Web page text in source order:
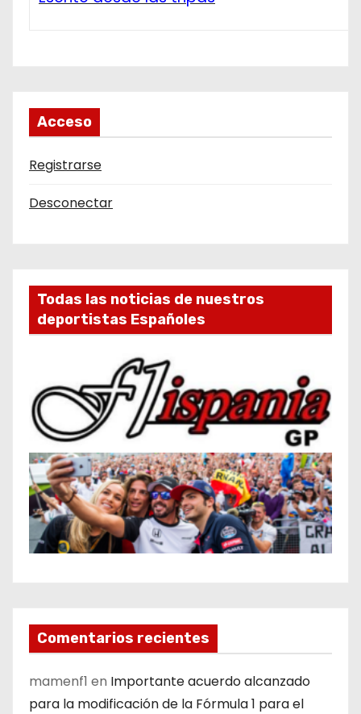
Acceso
Registrarse
Desconectar
Todas las noticias de nuestros
deportistas Españoles
Comentarios recientes
mamenf1 en Importante acuerdo alcanzado
para la modificación de la Fórmula 1 para el